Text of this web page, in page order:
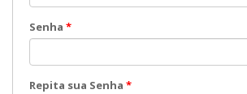
Senha *
Repita sua Senha *